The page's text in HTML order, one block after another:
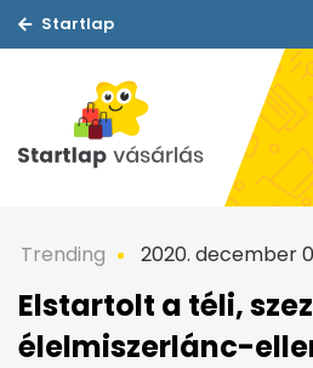
Startlap
Trending 2020. december
Elstartolt a téli,
élelmiszerlánc-